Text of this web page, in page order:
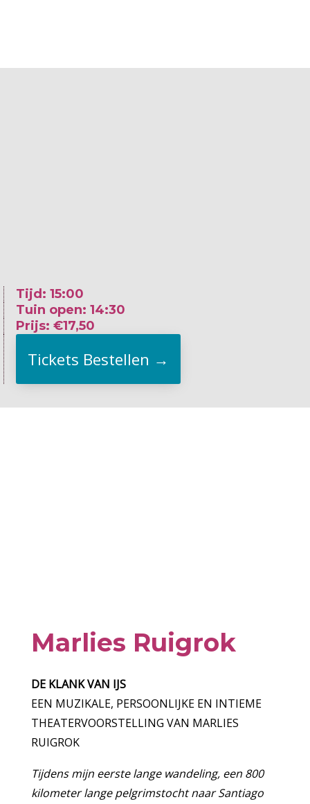
Tijd: 15:00
Tuin open: 14:30
Prijs: €17,50
Tickets Bestellen →
Marlies Ruigrok
DE KLANK VAN IJS
EEN MUZIKALE, PERSOONLIJKE EN INTIEME
THEATERVOORSTELLING VAN MARLIES
RUIGROK
Tijdens mijn eerste lange wandeling, een 800
kilometer lange pelgrimstocht naar Santiago